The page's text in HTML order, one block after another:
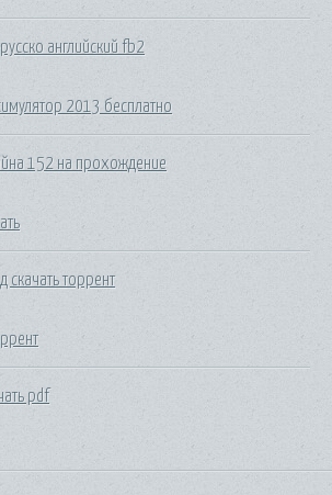
английский fb2
2013 бесплатно
152 на прохождение
скачать торрент
pdf